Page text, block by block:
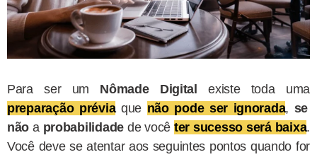
Para ser um Nômade Digital existe toda uma
preparação préviaque não pode ser ignorada, se
não a probabilidade de você ter sucesso será baixa.
Você deve se atentar aos seguintes pontos quando for